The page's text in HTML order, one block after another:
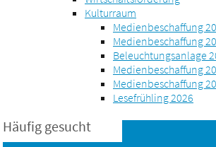
Kulturraum
Medienbeschaffung
Medienbeschaffung
Beleuchtungsanlage
Medienbeschaffung
Medienbeschaffung
Lesefrühling 2026
Häufig gesucht